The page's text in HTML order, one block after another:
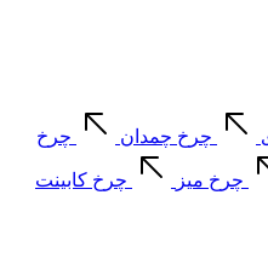
چرخ چمدان چرخ
چرخ میز چرخ کابینت